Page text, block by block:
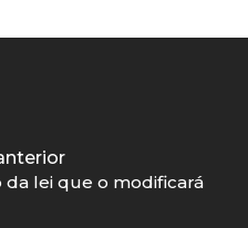
da lei que o modificará